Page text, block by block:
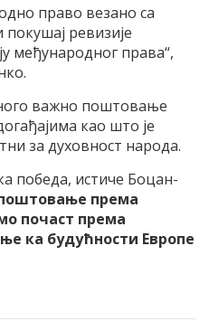
право везано са
ревизије
међународног права“,
важно поштовање
као што је
за духовност народа.
победа, истиче Боцан-
према
почаст према
ка будућности Европе